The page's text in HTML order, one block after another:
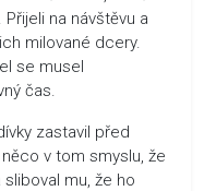
na návštěvu a
milované dcery.
se musel
čas.
zastavil před
v tom smyslu, že
mu, že ho